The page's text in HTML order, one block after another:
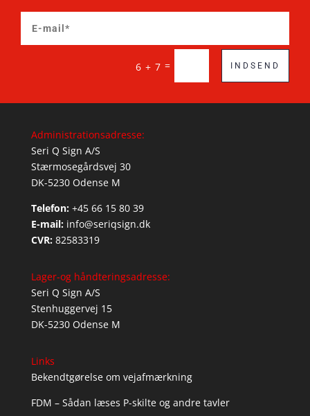
6 + 7 = INDSEND
Administrationsadresse:
Seri Q Sign A/S
Stærmosegårdsvej 30
DK-5230 Odense M
Telefon: +45 66 15 80 39
E-mail: info@seriqsign.dk
CVR: 82583319
Lager-og håndteringsadresse:
Seri Q Sign A/S
Stenhuggervej 15
DK-5230 Odense M
Links
Bekendtgørelse om vejafmærkning
FDM – Sådan læses P-skilte og andre tavler